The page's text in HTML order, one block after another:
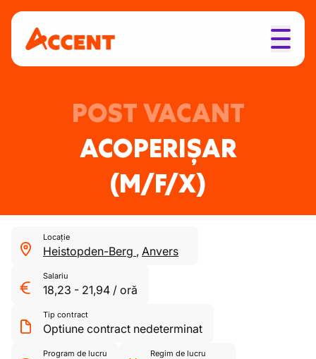
POST VACANT
ACOPERIȘAR
(M/F/X)
Locație
Heistopden-Berg , Anvers
Salariu
18,23 - 21,94 / oră
Tip contract
Optiune contract nedeterminat
Program de lucru Regim de lucru